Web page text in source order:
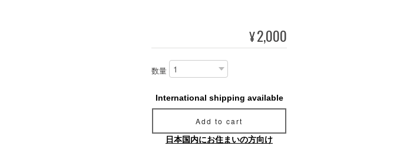
¥2,000
数量
International shipping available
Add to cart
日本国内にお住まいの方向け